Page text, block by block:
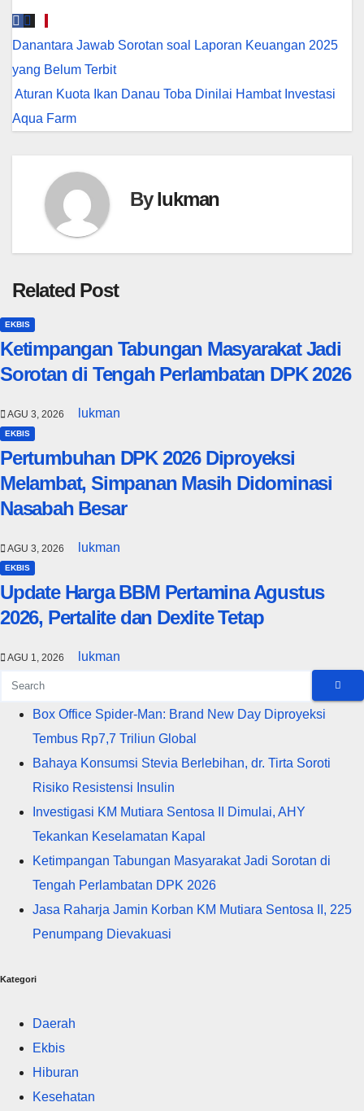
Navigasi
pos
Danantara Jawab Sorotan soal Laporan Keuangan 2025
yang Belum Terbit
Aturan Kuota Ikan Danau Toba Dinilai Hambat Investasi
Aqua Farm
Bylukman
Related Post
EKBIS
Ketimpangan Tabungan Masyarakat Jadi
Sorotan di Tengah Perlambatan DPK 2026
AGU 3, 2026 lukman
EKBIS
Pertumbuhan DPK 2026 Diproyeksi
Melambat, Simpanan Masih Didominasi
Nasabah Besar
AGU 3, 2026 lukman
EKBIS
Update Harga BBM Pertamina Agustus
2026, Pertalite dan Dexlite Tetap
AGU 1, 2026 lukman
Box Office Spider-Man: Brand New Day Diproyeksi
Tembus Rp7,7 Triliun Global
Bahaya Konsumsi Stevia Berlebihan, dr. Tirta Soroti
Risiko Resistensi Insulin
Investigasi KM Mutiara Sentosa II Dimulai, AHY
Tekankan Keselamatan Kapal
Ketimpangan Tabungan Masyarakat Jadi Sorotan di
Tengah Perlambatan DPK 2026
Jasa Raharja Jamin Korban KM Mutiara Sentosa II, 225
Penumpang Dievakuasi
Kategori
Daerah
Ekbis
Hiburan
Kesehatan